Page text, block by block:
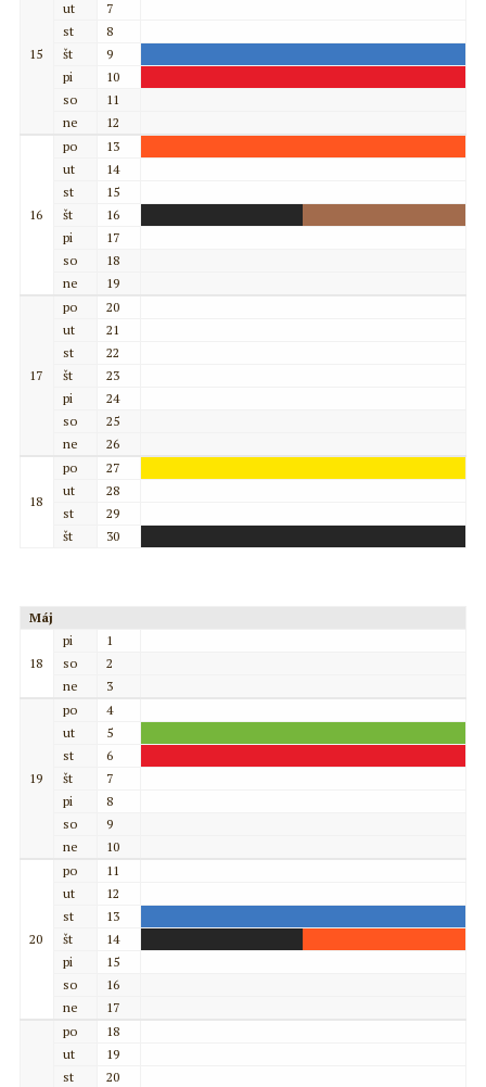
15
ut
7
st
8
št
9
pi
10
so
11
ne
12
16
po
13
ut
14
st
15
št
16
pi
17
so
18
ne
19
17
po
20
ut
21
st
22
št
23
pi
24
so
25
ne
26
18
po
27
ut
28
st
29
št
30
Máj
18
pi
1
so
2
ne
3
19
po
4
ut
5
st
6
št
7
pi
8
so
9
ne
10
20
po
11
ut
12
st
13
št
14
pi
15
so
16
ne
17
po
18
ut
19
st
20